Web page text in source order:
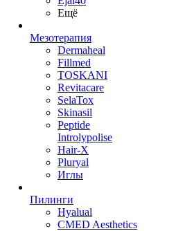
Ещё
Мезотерапия
Dermaheal
Fillmed
TOSKANI
Revitacare
SelaTox
Skinasil
Peptide
Introlypolise
Hair-X
Pluryal
Иглы
Пилинги
Hyalual
CMED Aesthetics